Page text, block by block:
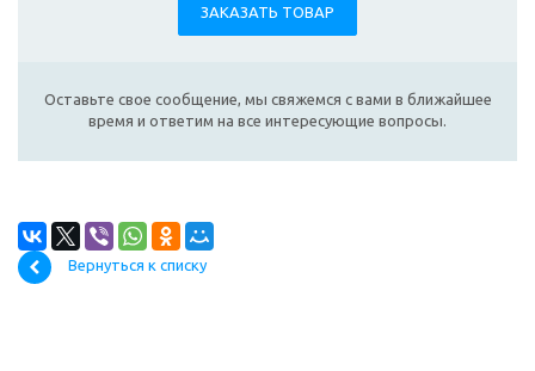
ЗАКАЗАТЬ ТОВАР
Оставьте свое сообщение, мы свяжемся с вами в ближайшее
время и ответим на все интересующие вопросы.
Вернуться к списку